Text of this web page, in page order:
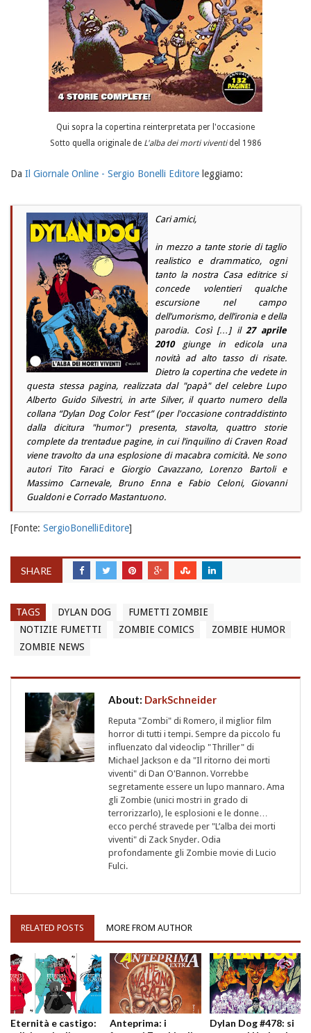
Qui sopra la copertina reinterpretata per l'occasione
Sotto quella originale de L'alba dei morti viventidel 1986
Da Il Giornale Online - Sergio Bonelli Editore leggiamo:
Cari amici,
in mezzo a tante storie di taglio
realistico e drammatico, ogni
tanto la nostra Casa editrice si
concede volentieri qualche
escursione nel campo
dell’umorismo, dell’ironia e della
parodia. Così […] il27 aprile
2010giunge in edicola una
novità ad alto tasso di risate.
Dietro la copertina che vedete in
questa stessa pagina, realizzata dal "papà" del celebre Lupo
Alberto Guido Silvestri, in arte Silver, il quarto numero della
collana “Dylan Dog Color Fest” (per l'occasione contraddistinto
dalla dicitura "humor") presenta, stavolta, quattro storie
complete da trentadue pagine, in cui l’inquilino di Craven Road
viene travolto da una esplosione di macabra comicità. Ne sono
autori Tito Faraci e Giorgio Cavazzano, Lorenzo Bartoli e
Massimo Carnevale, Bruno Enna e Fabio Celoni, Giovanni
Gualdoni e Corrado Mastantuono.
[Fonte: SergioBonelliEditore]
SHARE
TAGS DYLAN DOG
FUMETTI ZOMBIE
NOTIZIE FUMETTI
ZOMBIE COMICS
ZOMBIE HUMOR
ZOMBIE NEWS
About: DarkSchneider
Reputa "Zombi" di Romero, il miglior film
horror di tutti i tempi. Sempre da piccolo fu
influenzato dal videoclip "Thriller" di
Michael Jackson e da "Il ritorno dei morti
viventi" di Dan O'Bannon. Vorrebbe
segretamente essere un lupo mannaro. Ama
gli Zombie (unici mostri in grado di
terrorizzarlo), le esplosioni e le donne…
ecco perché stravede per "L’alba dei morti
viventi" di Zack Snyder. Odia
profondamente gli Zombie movie di Lucio
Fulci.
RELATED POSTS MORE FROM AUTHOR
Eternità e castigo:
Anteprima: i
Dylan Dog #478: si